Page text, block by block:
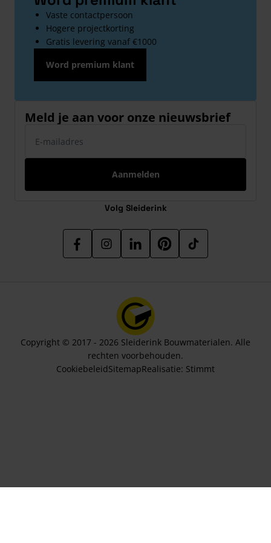
Vaste contactpersoon
Hogere projectkorting
Gratis levering vanaf €1000
Word premium klant
Meld je aan voor onze nieuwsbrief
Aanmelden
Volg Sleiderink
Copyright © 2017 - 2026 Sleiderink Bouwmaterialen. Alle
rechten voorbehouden.
CookiebeleidSitemapRealisatie: Stimmt